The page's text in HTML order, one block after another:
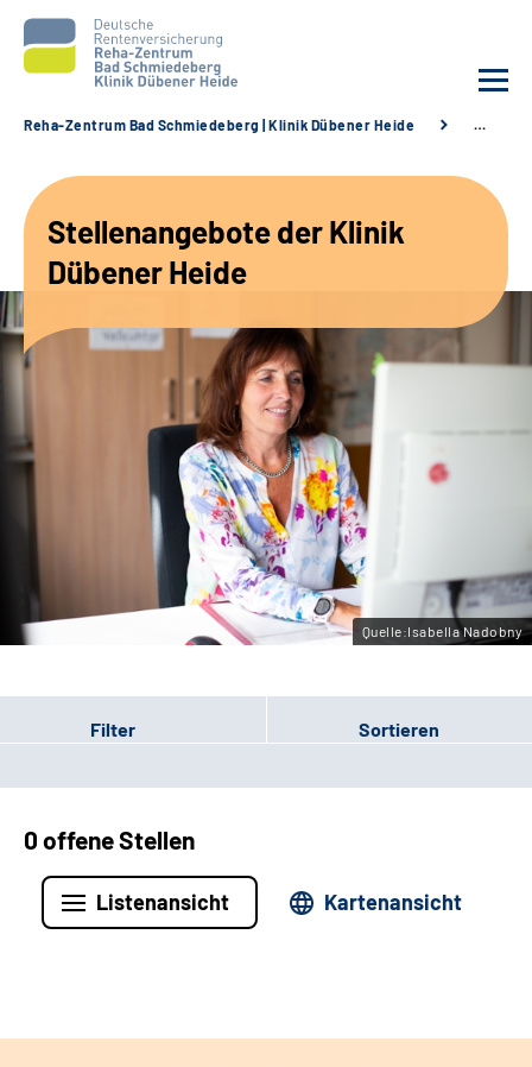
Unsere Angebote
Karriere
Sozialdienste & Zuweisende
Leichte Sprache
Gebärdensprache
Reha-Zentrum Bad Schmiedeberg | Klinik Dübener Heide …
Stellenangebote der Klinik
Dübener Heide
Quelle:Isabella Nadobny
Filter Sortieren
0 offene Stellen
Listenansicht Kartenansicht